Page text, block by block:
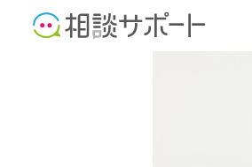
社会保険労務士